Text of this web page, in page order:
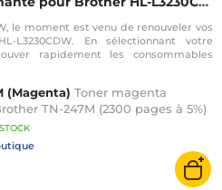
le moment est venu de renouveler vos
L3230CDW. En sélectionnant votre
rapidement les consommables
(Magenta) Toner magenta
TN-247M (2300 pages à 5%)
STOCK